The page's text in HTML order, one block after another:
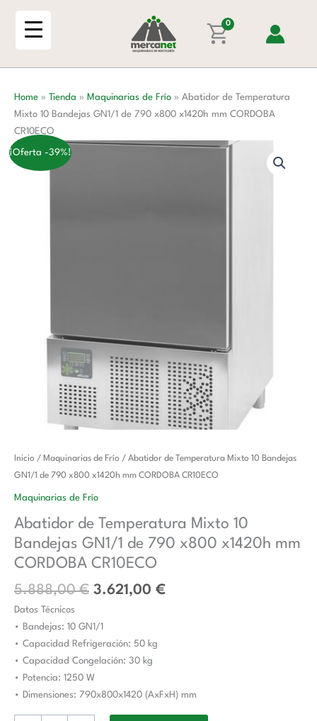
0
Home » Tienda » Maquinarias de Frío » Abatidor de Temperatura
Mixto 10 Bandejas GN1/1 de 790 x800 x1420h mm CORDOBA
CR10ECO
¡Oferta -39%!
Inicio / Maquinarias de Frío / Abatidor de Temperatura Mixto 10 Bandejas
GN1/1 de 790 x800 x1420h mm CORDOBA CR10ECO
Maquinarias de Frío
Abatidor de Temperatura Mixto 10
Bandejas GN1/1 de 790 x800 x1420h mm
CORDOBA CR10ECO
5.888,00€
El
precio
original
5.888,00 €.
3.621,00 €
El
precio
3.621,00 €.
Datos Técnicos
• Bandejas: 10 GN1/1
• Capacidad Refrigeración: 50 kg
• Capacidad Congelación: 30 kg
• Potencia: 1250 W
• Dimensiones: 790x800x1420 (AxFxH) mm
Abatidor
de
Temperatura
10
Bandejas
GN1/1
790
x800
x1420h
mm
CORDOBA
CR10ECO
cantidad
Bandejas
GN1/1
790
x800
x1420h
mm
CORDOBA